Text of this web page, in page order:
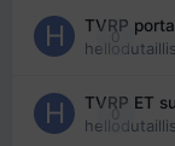
0
TVRP
hellodutaillis
0
TVRP ET
hellodutaillis